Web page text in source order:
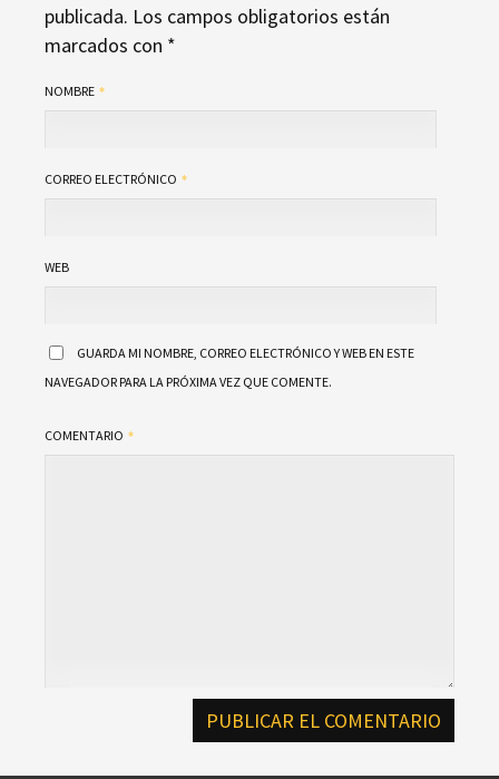
publicada. Los campos obligatorios están
marcados con *
NOMBRE
CORREO ELECTRÓNICO
WEB
GUARDA MI NOMBRE, CORREO ELECTRÓNICO Y WEB EN ESTE
NAVEGADOR PARA LA PRÓXIMA VEZ QUE COMENTE.
COMENTARIO